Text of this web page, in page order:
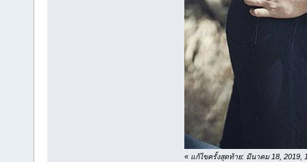
« แก้ไขครั้งสุดท้าย: มีนาคม 18, 2019,